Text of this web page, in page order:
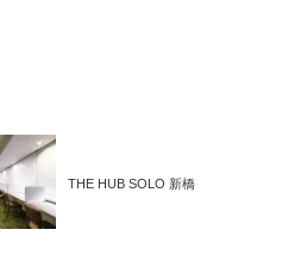
THE HUB SOLO 新橋